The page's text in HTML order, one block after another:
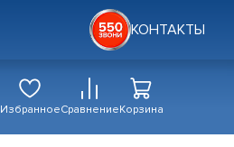
КОНТАКТЫ
ИзбранноеСравнениеКорзина